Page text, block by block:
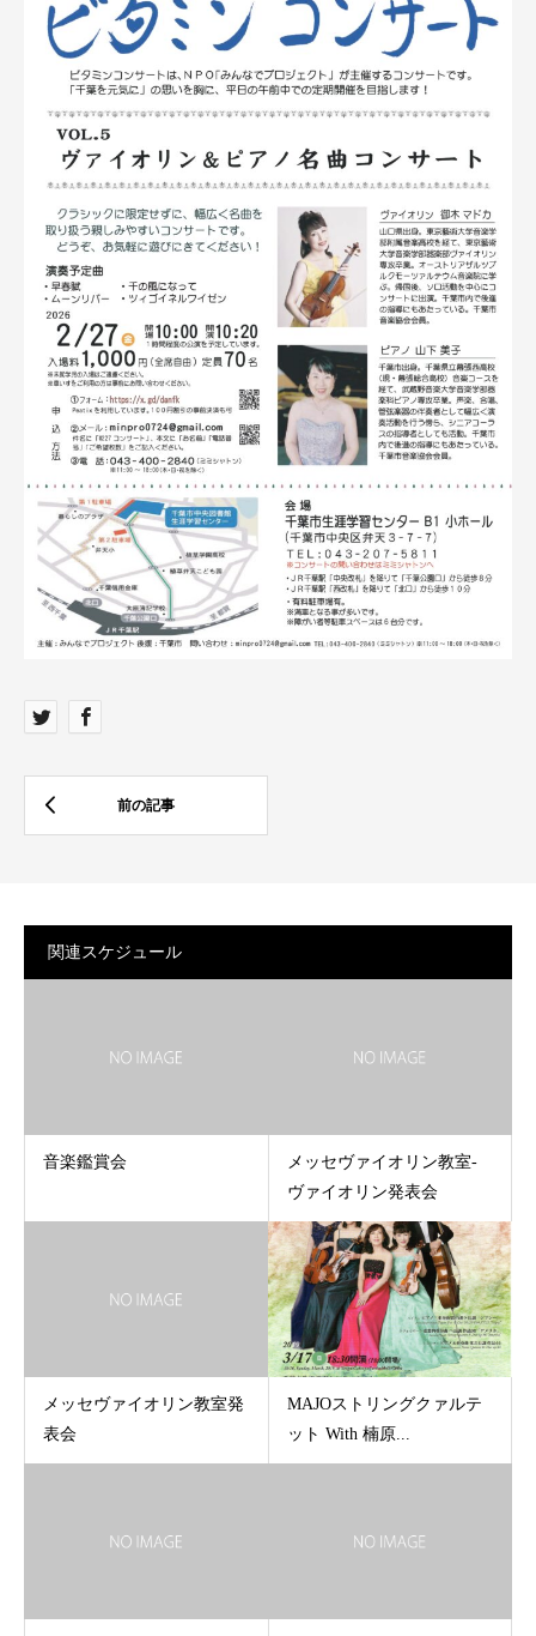
関連スケジュール
音楽鑑賞会
メッセヴァイオリン教室-
ヴァイオリン発表会
メッセヴァイオリン教室発
表会
MAJOストリングクァルテ
ット With 楠原...